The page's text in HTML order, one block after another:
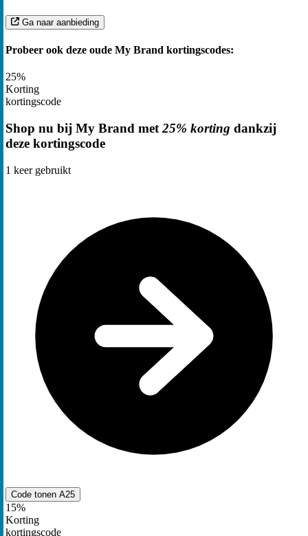
Ga naar aanbieding
Probeer ook deze oude My Brand kortingscodes:
25%
Korting
kortingscode
Shop nu bij My Brand met 25% korting dankzij
deze kortingscode
1 keer gebruikt
Code tonen A25
15%
Korting
kortingscode